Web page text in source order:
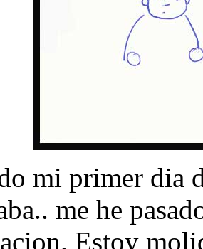
mi primer dia
me he
Estoy